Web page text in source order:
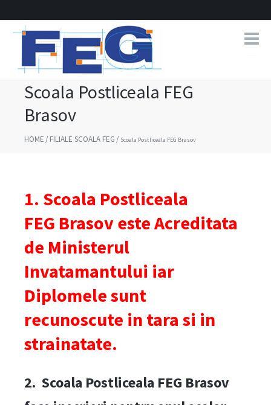
Scoala Postliceala FEG
Brasov
HOME /FILIALE SCOALA FEG / Scoala Postliceala FEG Brasov
1. Scoala Postliceala
FEG Brasov este Acreditata
de Ministerul
Invatamantului iar
Diplomele sunt
recunoscute in tara si in
strainatate.
2. Scoala Postliceala FEG Brasov